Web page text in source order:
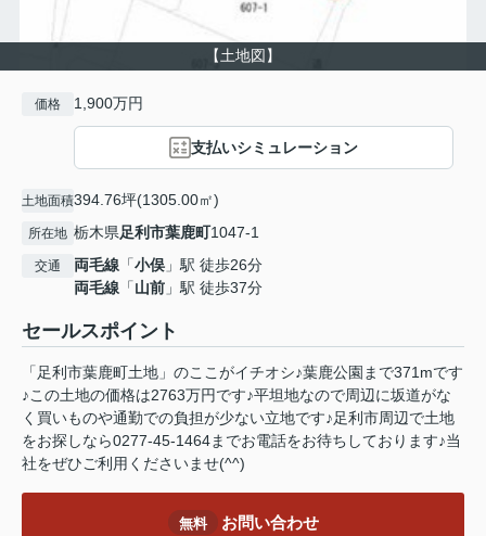
【土地図】
価格 1,900万円
支払いシミュレーション
土地面積394.76坪(1305.00㎡)
所在地 栃木県足利市葉鹿町1047-1
交通 両毛線 「小俣 」駅 徒歩26分
両毛線 「山前 」駅 徒歩37分
セールスポイント
「足利市葉鹿町土地」のここがイチオシ♪葉鹿公園まで371mです
♪この土地の価格は2763万円です♪平坦地なので周辺に坂道がな
く買いものや通勤での負担が少ない立地です♪足利市周辺で土地
をお探しなら0277-45-1464までお電話をお待ちしております♪当
社をぜひご利用くださいませ(^^)
無料 お問い合わせ